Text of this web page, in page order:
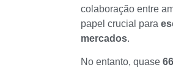
colaboração entre
papel crucial para
mercados.
No entanto, quase